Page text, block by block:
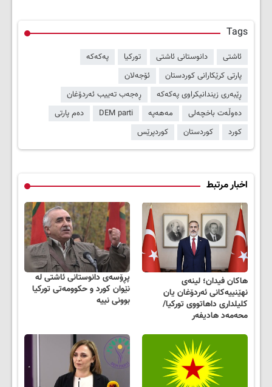
Tags
ئاشتی دانوستانی ئاشتی تورکیا
پەکەکە
پارتی کرێکارانی کوردستان
ئۆجەلان
ڕێبەری زیندانیکراوی پەکەکە
ڕەجەب تەییب ئەردۆغان
دەوڵەت باخچەلی
مەهەپە DEM parti
دەم پارتی
کورد
کوردستان کوردپرێس
اخبار مرتبط
هاکان فیدان؛ لینەی
نهێنییەکانی ئەردۆغان یان
کلیلداری داهاتووی تورکیا/
محەمەد هادیفەر
پڕۆسەی دانوستانی ئاشتی لە
نێوان کورد و حکوومەتی تورکیا
بوونی نییە